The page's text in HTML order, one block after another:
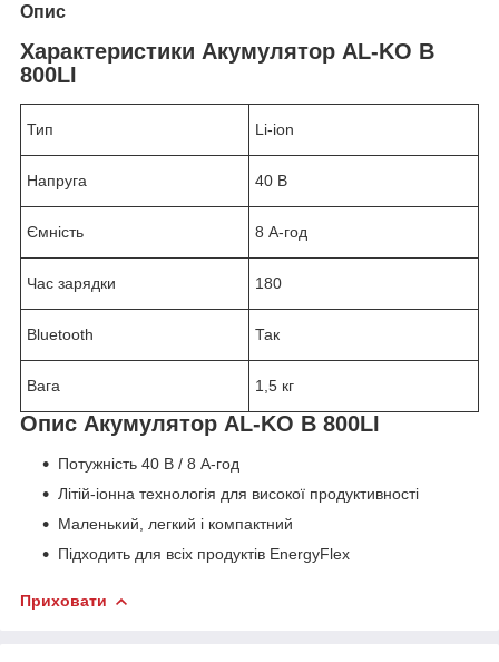
Опис
Характеристики Акумулятор AL-KO B
800LI
Тип Li-ion
Напруга 40 В
Ємність 8 А-год
Час зарядки 180
Bluetooth Так
Вага 1,5 кг
Опис Акумулятор AL-KO B 800LI
Потужність 40 В / 8 А-год
Літій-іонна технологія для високої продуктивності
Маленький, легкий і компактний
Підходить для всіх продуктів EnergyFlex
Приховати